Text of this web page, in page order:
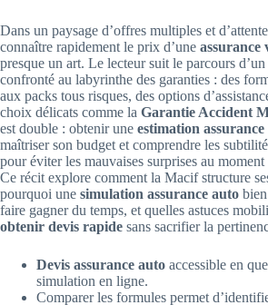
Dans un paysage d’offres multiples et
connaître rapidement le prix d’une assurance
presque un art. Le lecteur suit le parcours
confronté au labyrinthe des garanties : des
aux packs tous risques, des options
choix délicats comme la Garantie Accident
est double : obtenir une estimation assurance
maîtriser son budget et comprendre les
pour éviter les mauvaises surprises au moment
Ce récit explore comment la Macif structure
pourquoi une simulation assurance auto
faire gagner du temps, et quelles astuces
obtenir devis rapide sans sacrifier la
Devis assurance auto accessible en
simulation en ligne.
Comparer les formules permet